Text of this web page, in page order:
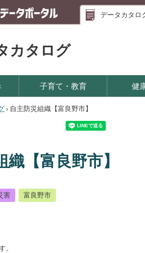
データカタロ
カタログ
子育て・教育 健
› 自主防災組織【富良野市】
織【富良野市】
害 富良野市
。